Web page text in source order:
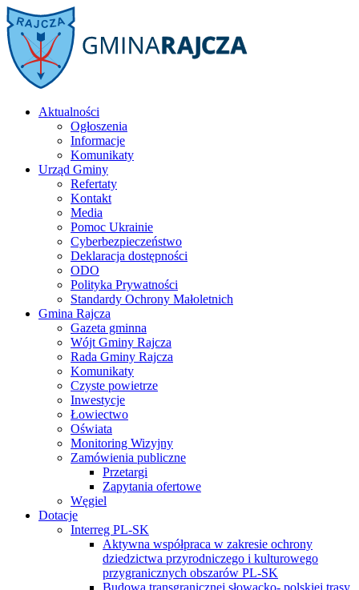
Aktualności
Ogłoszenia
Informacje
Komunikaty
Urząd Gminy
Refertaty
Kontakt
Media
Pomoc Ukrainie
Cyberbezpieczeństwo
Deklaracja dostępności
ODO
Polityka Prywatności
Standardy Ochrony Małoletnich
Gmina Rajcza
Gazeta gminna
Wójt Gminy Rajcza
Rada Gminy Rajcza
Komunikaty
Czyste powietrze
Inwestycje
Łowiectwo
Oświata
Monitoring Wizyjny
Zamówienia publiczne
Przetargi
Zapytania ofertowe
Węgiel
Dotacje
Interreg PL-SK
Aktywna współpraca w zakresie ochrony
dziedzictwa przyrodniczego i kulturowego
przygranicznych obszarów PL-SK
Budowa transgranicznej słowacko- polskiej trasy